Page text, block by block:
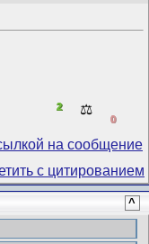
2 ⚖️
0
^